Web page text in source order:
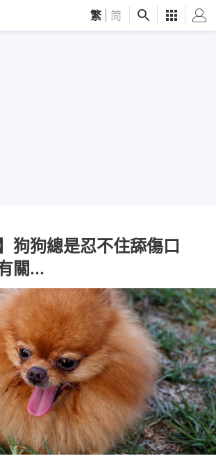
繁 简
】狗狗總是忍不住舔傷口
關...